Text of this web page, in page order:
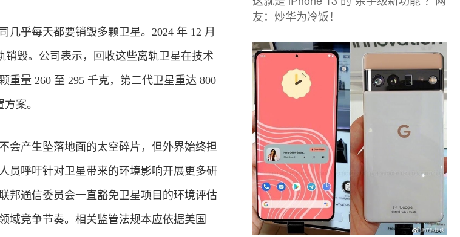
乎每天都要销毁多颗卫星。2024 年 12 月
销毁。公司表示，回收这些离轨卫星在技术
重量 260 至 295 千克，第二代卫星重达 800
案。
会产生坠落地面的太空碎片，但外界始终担
员呼吁针对卫星带来的环境影响开展更多研
邦通信委员会一直豁免卫星项目的环境评估
域竞争节奏。相关监管法规本应依据美国
友：炒华为冷饭！